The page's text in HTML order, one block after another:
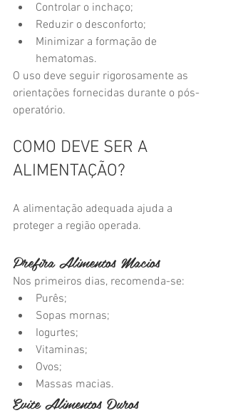
Controlar o inchaço;
Reduzir o desconforto;
Minimizar a formação de
hematomas.
O uso deve seguir rigorosamente as
orientações fornecidas durante o pós-
operatório.
COMO DEVE SER A
ALIMENTAÇÃO?
A alimentação adequada ajuda a
proteger a região operada.
Prefira Alimentos Macios
Nos primeiros dias, recomenda-se:
Purês;
Sopas mornas;
Iogurtes;
Vitaminas;
Ovos;
Massas macias.
Evite Alimentos Duros